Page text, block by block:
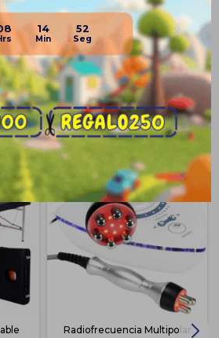
14 52
de pago
te pueden interesar
Radiofrecuencia Multipolar